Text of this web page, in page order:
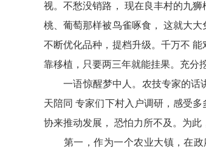
视。不愁没销路， 现在良丰村的九
桃、葡萄那样被鸟雀啄食， 这就大
不断优化品种，提档升级。千万不
靠移植，只要两三年就能挂果。充分
一语惊醒梦中人。农技专家的话讲
天陪同 专家们下村入户调研，感受
协来推动发展， 恐怕力所不及。为此
第一，作为一个农业大镇，在政